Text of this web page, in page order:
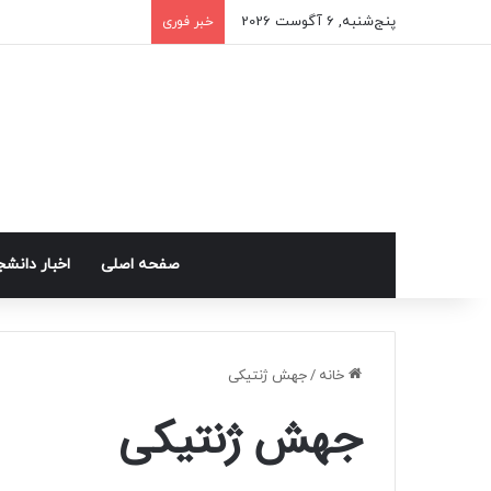
پنج‌شنبه, 6 آگوست 2026 خبر فوری
صفحه اصلی اخبار
خانه /جهش ژنتیکی
جهش ژنتیکی